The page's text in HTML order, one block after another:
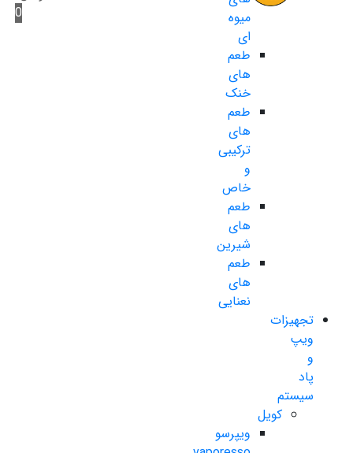
میوه
ای
طعم
های
خنک
طعم
های
ترکیبی
و
خاص
طعم
های
شیرین
طعم
های
نعنایی
تجهیزات
ویپ
و
پاد
سیستم
کویل
ویپرسو
0